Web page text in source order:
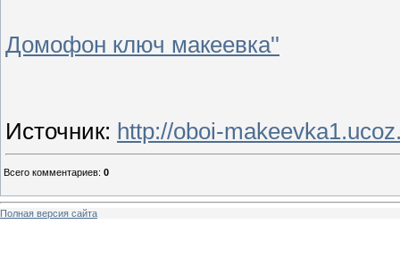
Домофон ключ макеевка''
Источник: http://oboi-
Всего комментариев: 0
Полная версия сайта